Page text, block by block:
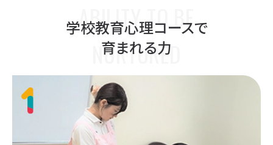
ABILITY TO BE
NURTURED
学校教育心理コースで
育まれる力